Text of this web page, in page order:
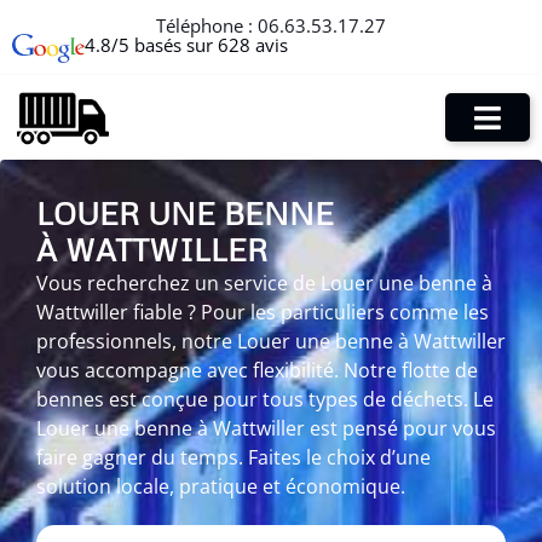
Téléphone : 06.63.53.17.27
4.8/5 basés sur 628 avis
LOUER UNE BENNE
À WATTWILLER
Vous recherchez un service de Louer une benne à
Wattwiller fiable ? Pour les particuliers comme les
professionnels, notre Louer une benne à Wattwiller
vous accompagne avec flexibilité. Notre flotte de
bennes est conçue pour tous types de déchets. Le
Louer une benne à Wattwiller est pensé pour vous
faire gagner du temps. Faites le choix d’une
solution locale, pratique et économique.